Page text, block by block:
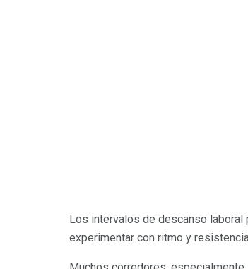
Los intervalos de descanso laboral
experimentar con ritmo y